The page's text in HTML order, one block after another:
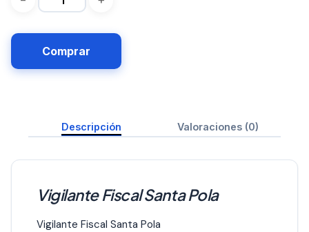
Comprar
Descripción Valoraciones (0)
Vigilante Fiscal Santa Pola
Vigilante Fiscal Santa Pola